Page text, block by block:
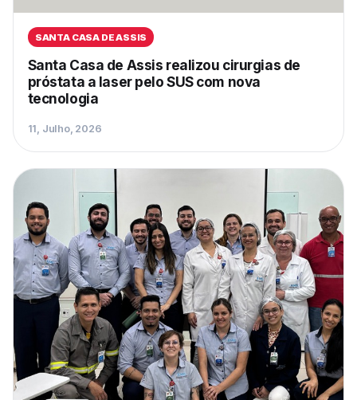
SANTA CASA DE ASSIS
Santa Casa de Assis realizou cirurgias de
próstata a laser pelo SUS com nova
tecnologia
11, Julho, 2026